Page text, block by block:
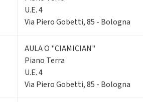
U.E. 4
Via Piero Gobetti, 85 - Bologna
AULA O "CIAMICIAN"
Piano Terra
U.E. 4
Via Piero Gobetti, 85 - Bologna